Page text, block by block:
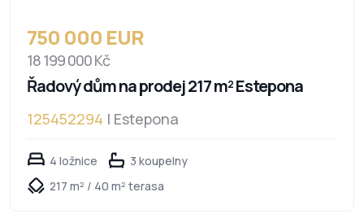
750 000 EUR
18 199 000 Kč
Řadový dům na prodej 217 m² Estepona
125452294 | Estepona
4 ložnice
3 koupelny
217 m² / 40 m² terasa